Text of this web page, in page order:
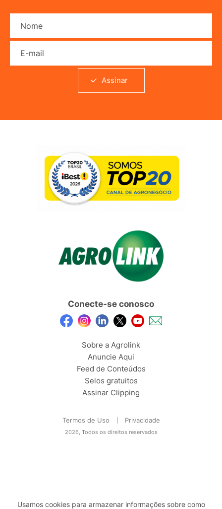
Assinar
Conecte-se conosco
Sobre a Agrolink
Anuncie Aqui
Feed de Conteúdos
Selos gratuitos
Assinar Clipping
Termos de Uso Privacidade
2026, Todos os direitos reservados
Usamos cookies para armazenar informações sobre como